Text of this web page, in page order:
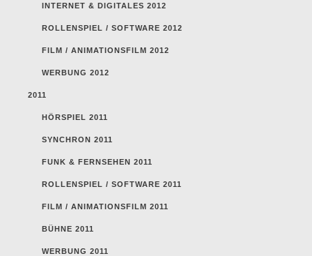
INTERNET & DIGITALES 2012
ROLLENSPIEL / SOFTWARE 2012
FILM / ANIMATIONSFILM 2012
WERBUNG 2012
2011
HÖRSPIEL 2011
SYNCHRON 2011
FUNK & FERNSEHEN 2011
ROLLENSPIEL / SOFTWARE 2011
FILM / ANIMATIONSFILM 2011
BÜHNE 2011
WERBUNG 2011